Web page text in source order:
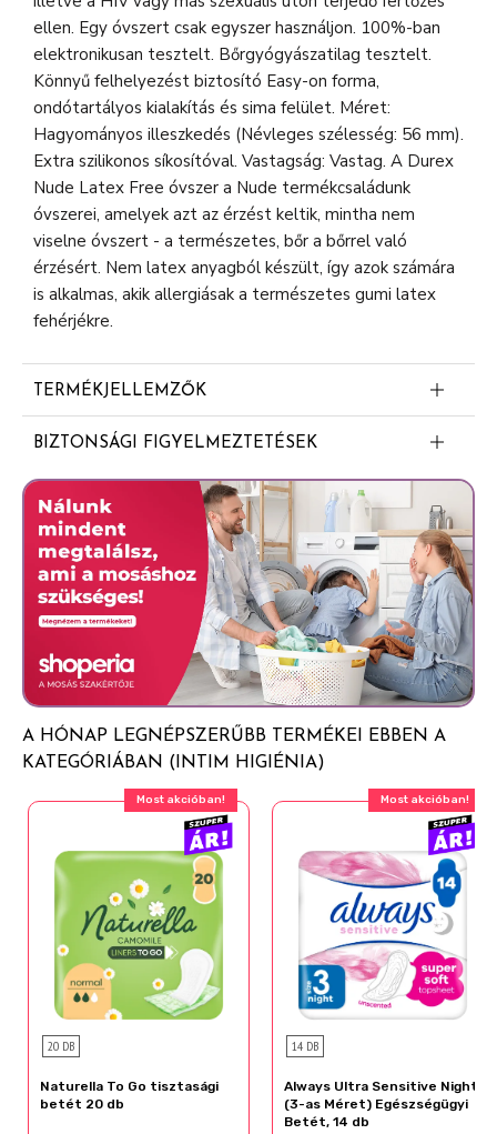
ellen. Egy óvszert csak egyszer használjon. 100%-ban
elektronikusan tesztelt. Bőrgyógyászatilag tesztelt.
Könnyű felhelyezést biztosító Easy-on forma,
ondótartályos kialakítás és sima felület. Méret:
Hagyományos illeszkedés (Névleges szélesség: 56 mm).
Extra szilikonos síkosítóval. Vastagság: Vastag. A Durex
Nude Latex Free óvszer a Nude termékcsaládunk
óvszerei, amelyek azt az érzést keltik, mintha nem
viselne óvszert - a természetes, bőr a bőrrel való
érzésért. Nem latex anyagból készült, így azok számára
is alkalmas, akik allergiásak a természetes gumi latex
fehérjékre.
TERMÉKJELLEMZŐK
Az óvszerek 100%-ban elektronikusan teszteltek
BIZTONSÁGI FIGYELMEZTETÉSEK
Gyermekektől elzárva tartandó, mert fennállhat a
fulladás veszélye. Latexérzékenyeknél előfordulhat,
hogy a nem-latex óvszerekre is érzékenyek. Ha irritációt
vagy allergiás reakciót tapasztal, hagyja abba az óvszer
használatát, és forduljon orvoshoz. Figyelmesen olvassa
el a doboz belső részén található információkat. A
terhesség, a HIV vagy más szexuális úton terjedő
betegségek ellen egyetlen fogamzásgátlási módszer
sem nyújt 100%-os védelmet! Gyermekektől elzárva
tartandó, mert fennállhat a fulladás veszélye.
Fogamzásgátlásra vagy szexuális úton terjedő
betegségek/fertőzések átvitelének megelőzésére
szolgáló termék.
A HÓNAP LEGNÉPSZERŰBB TERMÉKEI EBBEN A
KATEGÓRIÁBAN (INTIM HIGIÉNIA)
Most akcióban!
20 DB
Naturella To Go tisztasági
betét 20 db
Most akcióban!
14 DB
Always Ultra Sensitive Night
(3-as Méret) Egészségügyi
Betét, 14 db